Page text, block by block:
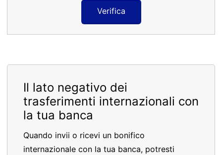
Verifica
Il lato negativo dei
trasferimenti internazionali con
la tua banca
Quando invii o ricevi un bonifico
internazionale con la tua banca, potresti